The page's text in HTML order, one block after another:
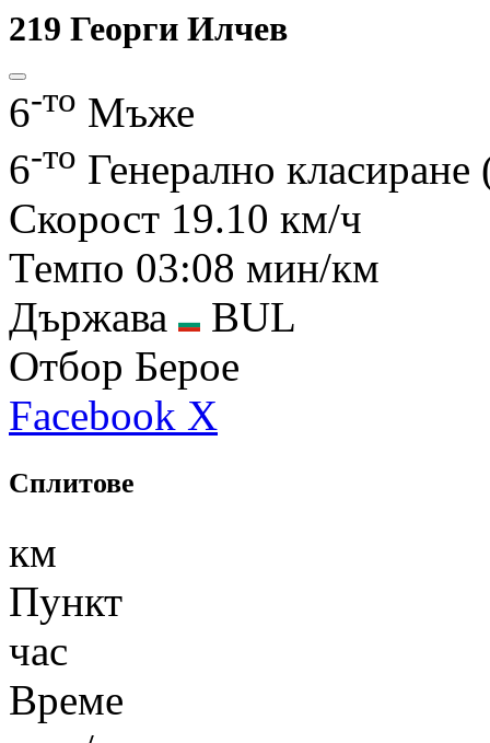
219 Георги Илчев
6-то Мъже
6-то Генерално
Скорост 19.10 км/ч
Темпо 03:08 мин/км
Държава
BUL
Отбор Берое
Facebook X
Сплитове
км
Пункт
час
Време